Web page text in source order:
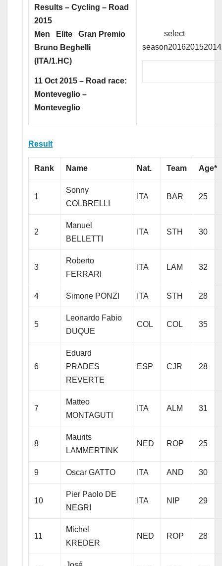
Results – Cycling – Road
2015
Men
Elite
Gran Premio
Bruno Beghelli
(ITA/1.HC)
11 Oct 2015 – Road race:
Monteveglio –
Monteveglio
select
Result
Rank Name Nat. Team Age*
1
Sonny
COLBRELLI
ITA BAR 25
2
Manuel
BELLETTI
ITA STH 30
3
Roberto
FERRARI
ITA LAM 32
4 Simone PONZI ITA STH 28
5
Leonardo Fabio
DUQUE
COL COL 35
6
Eduard
PRADES
REVERTE
ESP CJR 28
7
Matteo
MONTAGUTI
ITA ALM 31
8
Maurits
LAMMERTINK
NED ROP 25
9 Oscar GATTO ITA AND 30
10
Pier Paolo DE
NEGRI
ITA NIP 29
11
Michel
KREDER
NED ROP 28